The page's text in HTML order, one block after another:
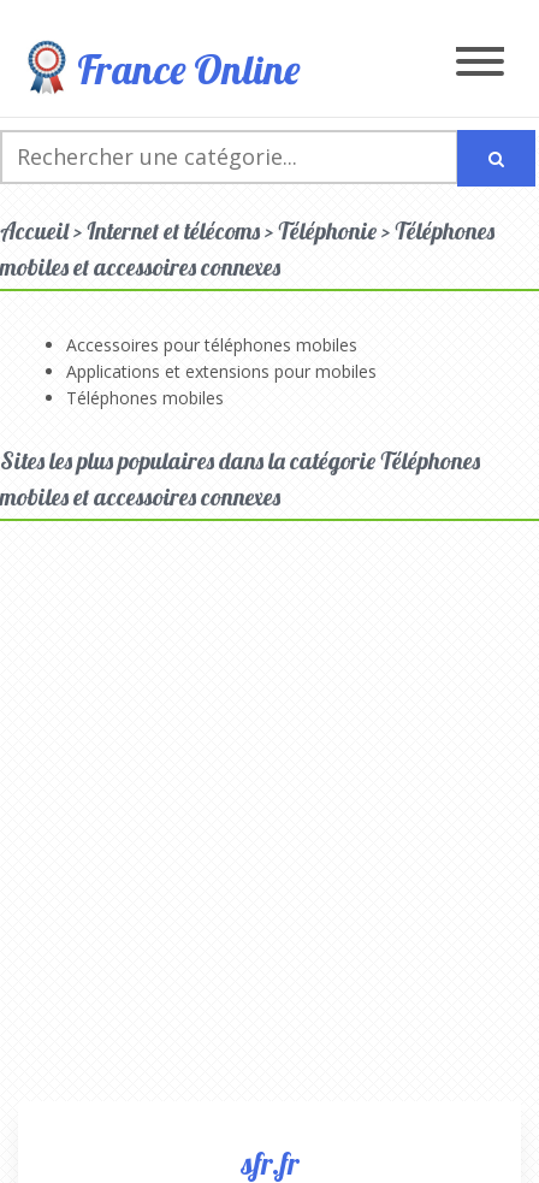
France Online
Accueil > Internet et télécoms > Téléphonie > Téléphones
mobiles et accessoires connexes
Accessoires pour téléphones mobiles
Applications et extensions pour mobiles
Téléphones mobiles
Sites les plus populaires dans la catégorie Téléphones
mobiles et accessoires connexes
sfr.fr